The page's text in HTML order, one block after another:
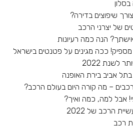
שיפוצים בדירה?
של יצרני הרכב
הנה כמה רעיונות
מספיק! ככה מגינים על פטנטים בישראל
לשנת 2022
בתל אביב בירת האופנה
– מה קורה היום בעולם הרכב?
אבל למה, כמה ואיך?
הרכב של 2022
רכב